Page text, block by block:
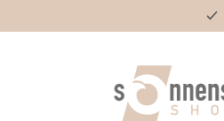
Zur Hauptnavigation springen